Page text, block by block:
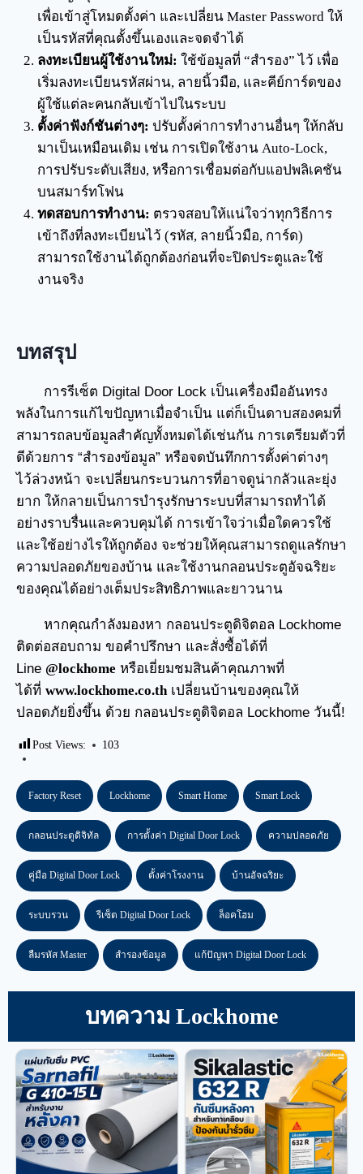
เพื่อเข้าสู่โหมดตั้งค่า และเปลี่ยน Master Password ให้
เป็นรหัสที่คุณตั้งขึ้นเองและจดจำได้
ลงทะเบียนผู้ใช้งานใหม่: ใช้ข้อมูลที่ “สำรอง” ไว้ เพื่อ
เริ่มลงทะเบียนรหัสผ่าน, ลายนิ้วมือ, และคีย์การ์ดของ
ผู้ใช้แต่ละคนกลับเข้าไปในระบบ
ตั้งค่าฟังก์ชันต่างๆ: ปรับตั้งค่าการทำงานอื่นๆ ให้กลับ
มาเป็นเหมือนเดิม เช่น การเปิดใช้งาน Auto-Lock,
การปรับระดับเสียง, หรือการเชื่อมต่อกับแอปพลิเคชัน
บนสมาร์ทโฟน
ทดสอบการทำงาน: ตรวจสอบให้แน่ใจว่าทุกวิธีการ
เข้าถึงที่ลงทะเบียนไว้ (รหัส, ลายนิ้วมือ, การ์ด)
สามารถใช้งานได้ถูกต้องก่อนที่จะปิดประตูและใช้
งานจริง
บทสรุป
การรีเซ็ต Digital Door Lock เป็นเครื่องมืออันทรง
พลังในการแก้ไขปัญหาเมื่อจำเป็น แต่ก็เป็นดาบสองคมที่
สามารถลบข้อมูลสำคัญทั้งหมดได้เช่นกัน การเตรียมตัวที่
ดีด้วยการ “สำรองข้อมูล” หรือจดบันทึกการตั้งค่าต่างๆ
ไว้ล่วงหน้า จะเปลี่ยนกระบวนการที่อาจดูน่ากลัวและยุ่ง
ยาก ให้กลายเป็นการบำรุงรักษาระบบที่สามารถทำได้
อย่างราบรื่นและควบคุมได้ การเข้าใจว่าเมื่อใดควรใช้
และใช้อย่างไรให้ถูกต้อง จะช่วยให้คุณสามารถดูแลรักษา
ความปลอดภัยของบ้าน และใช้งานกลอนประตูอัจฉริยะ
ของคุณได้อย่างเต็มประสิทธิภาพและยาวนาน
หากคุณกำลังมองหา กลอนประตูดิจิตอล Lockhome
ติดต่อสอบถาม ขอคำปรึกษา และสั่งซื้อได้ที่
Line @lockhome หรือเยี่ยมชมสินค้าคุณภาพที่
ได้ที่ www.lockhome.co.th เปลี่ยนบ้านของคุณให้
ปลอดภัยยิ่งขึ้น ด้วย กลอนประตูดิจิตอล Lockhome วันนี้!
Post Views: 103
Factory Reset Lockhome Smart Home Smart Lock
กลอนประตูดิจิทัล การตั้งค่า Digital Door Lock ความปลอดภัย
คู่มือ Digital Door Lock ตั้งค่าโรงงาน บ้านอัจฉริยะ
ระบบรวน รีเซ็ต Digital Door Lock ล็อคโฮม
ลืมรหัส Master สำรองข้อมูล แก้ปัญหา Digital Door Lock
บทความ Lockhome